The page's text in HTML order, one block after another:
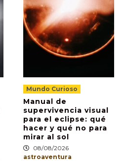
Mundo Curioso
Manual de
supervivencia visual
para el eclipse: qué
hacer y qué no para
mirar al sol
08/08/2026
astroaventura